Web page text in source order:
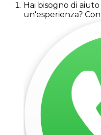
Hai bisogno di
un'esperienza?